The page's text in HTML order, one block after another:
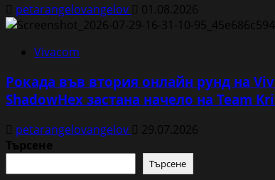
petarangelovangelov 01.08.2026
Vivacom
Рокада във втория онлайн рунд на
ShadowHex застана начело на Team
petarangelovangelov
29.07.2026
Търсене
Търсене